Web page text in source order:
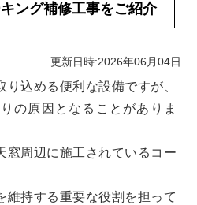
ング補修工事をご紹介
更新日時:2026年06月04日
込める便利な設備ですが、
の原因となることがありま
窓周辺に施工されているコー
維持する重要な役割を担って